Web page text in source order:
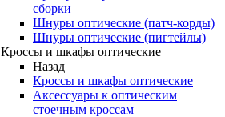
сборки
Шнуры оптические (патч-корды)
Шнуры оптические (пигтейлы)
Кроссы и шкафы оптические
Назад
Кроссы и шкафы оптические
Аксессуары к оптическим
стоечным кроссам